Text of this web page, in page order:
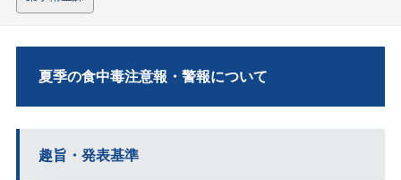
夏季の食中毒注意報・警報について
趣旨・発表基準